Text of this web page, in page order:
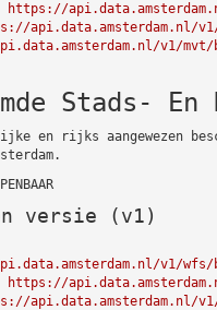
https://
api.data.amsterdam.nl/v1/
v1/mvt/
Stads-
en rijks aangewezen
versie (v1)
v1/wfs/
https://
api.data.amsterdam.nl/v1/